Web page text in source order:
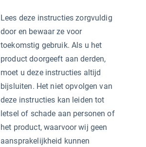
Lees deze instructies zorgvuldig
door en bewaar ze voor
toekomstig gebruik. Als u het
product doorgeeft aan derden,
moet u deze instructies altijd
bijsluiten. Het niet opvolgen van
deze instructies kan leiden tot
letsel of schade aan personen of
het product, waarvoor wij geen
aansprakelijkheid kunnen